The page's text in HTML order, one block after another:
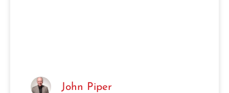
John Piper